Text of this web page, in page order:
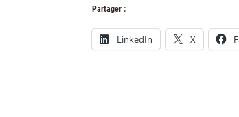
Partager :
LinkedIn X